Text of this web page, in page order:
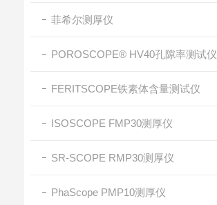
菲希尔测厚仪
POROSCOPE® HV40孔隙率测试仪
FERITSCOPE铁素体含量测试仪
ISOSCOPE FMP30测厚仪
SR-SCOPE RMP30测厚仪
PhaScope PMP10测厚仪